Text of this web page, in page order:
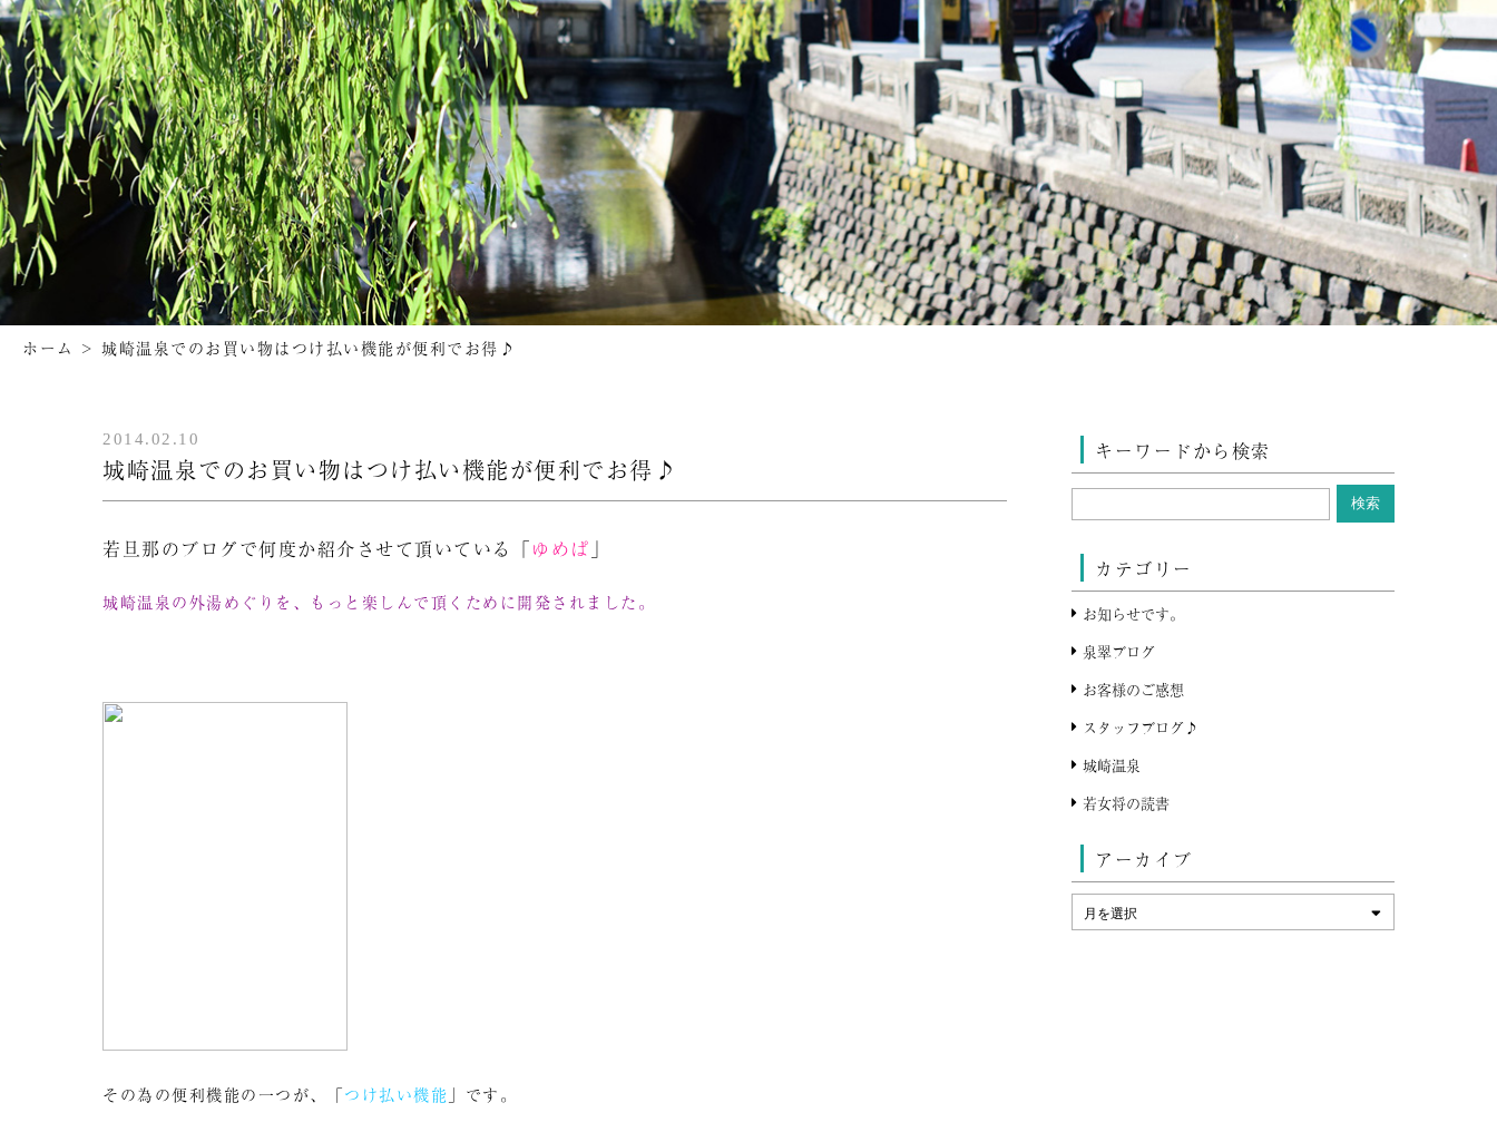
ホーム > 城崎温泉でのお買い物はつけ払い機能が便利でお得♪
2014.02.10
城崎温泉でのお買い物はつけ払い機能が便利でお得♪
若旦那のブログで何度か紹介させて頂いている「ゆめぱ 」
城崎温泉の外湯めぐりを、 もっと楽しんで頂くために開発されました。
その為の便利機能の一つが、「つけ払い機能 」です。
キーワードから検索
カテゴリー
お知らせです。
泉翠ブログ
お客様のご感想
スタッフブログ♪
城崎温泉
若女将の読書
アーカイブ